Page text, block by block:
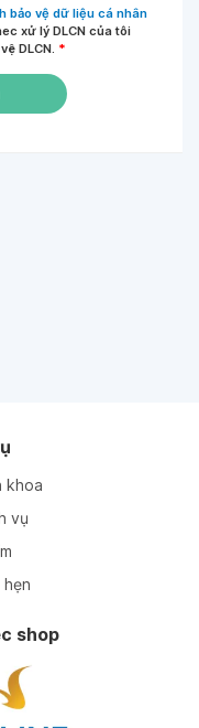
bảo vệ dữ liệu cá nhân
xử lý DLCN của tôi
DLCN. *
khoa
vụ
shop